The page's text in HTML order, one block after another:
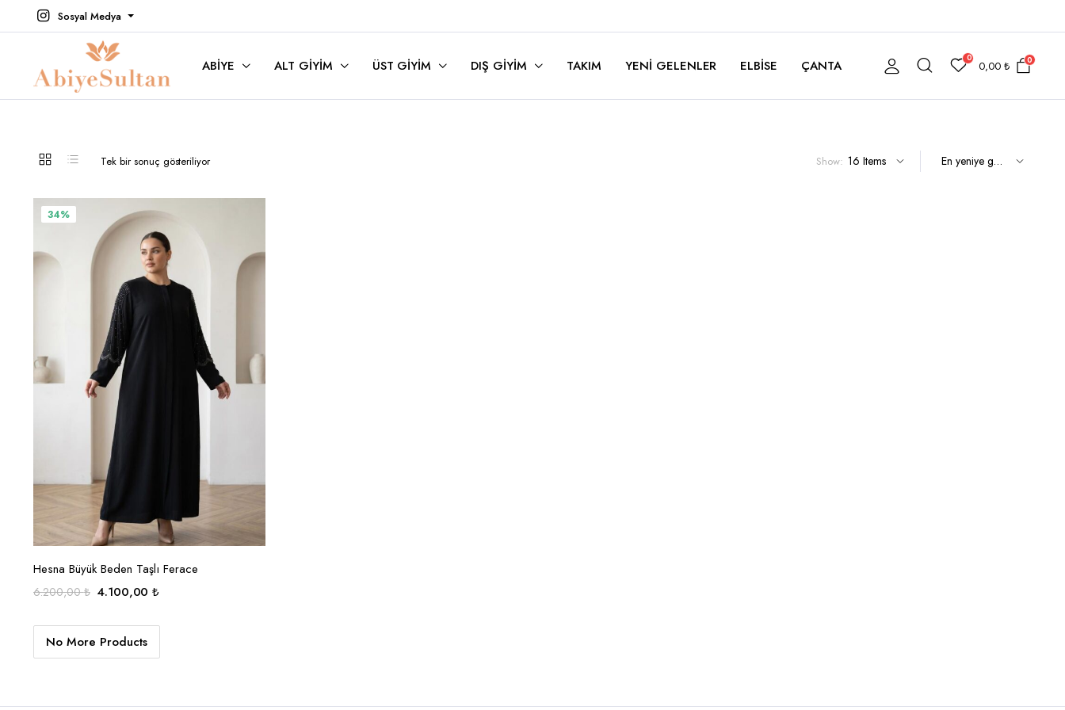
Sosyal Medya
ABIYE ALT GIYIM ÜST GIYIM DIŞ GIYIM TAKIM YENI GELENLER ELBISE ÇANTA 0
0,00₺ 0
Tek bir sonuç gösteriliyor Show:
34%
SEÇENEKLER
Bu
ürünün
fazla
sayfasından
seçilebilir
Hesna Büyük Beden Taşlı Ferace
6.200,00₺ Orijinal
6.200,00 ₺.
4.100,00₺
fiyat:
No More Products